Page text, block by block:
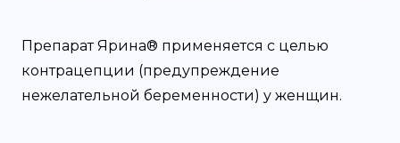
Препарат Ярина® применяется с целью
контрацепции (предупреждение
нежелательной беременности) у женщин.